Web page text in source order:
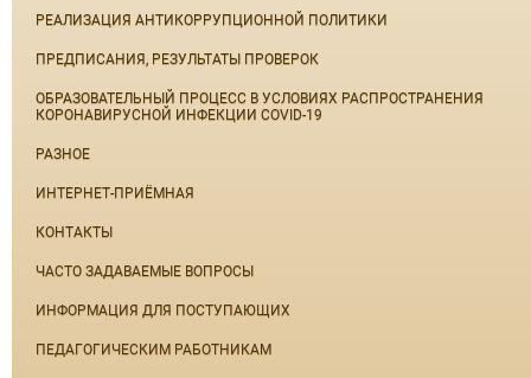
РЕАЛИЗАЦИЯ АНТИКОРРУПЦИОННОЙ ПОЛИТИКИ
ПРЕДПИСАНИЯ, РЕЗУЛЬТАТЫ ПРОВЕРОК
ОБРАЗОВАТЕЛЬНЫЙ ПРОЦЕСС В УСЛОВИЯХ РАСПРОСТРАНЕНИЯ
КОРОНАВИРУСНОЙ ИНФЕКЦИИ COVID-19
РАЗНОЕ
ИНТЕРНЕТ-ПРИЁМНАЯ
КОНТАКТЫ
ЧАСТО ЗАДАВАЕМЫЕ ВОПРОСЫ
ИНФОРМАЦИЯ ДЛЯ ПОСТУПАЮЩИХ
ПЕДАГОГИЧЕСКИМ РАБОТНИКАМ